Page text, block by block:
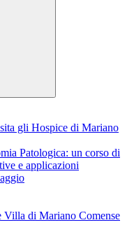
gli Hospice di Mariano
Patologica: un corso di
e applicazioni
Villa di Mariano Comense